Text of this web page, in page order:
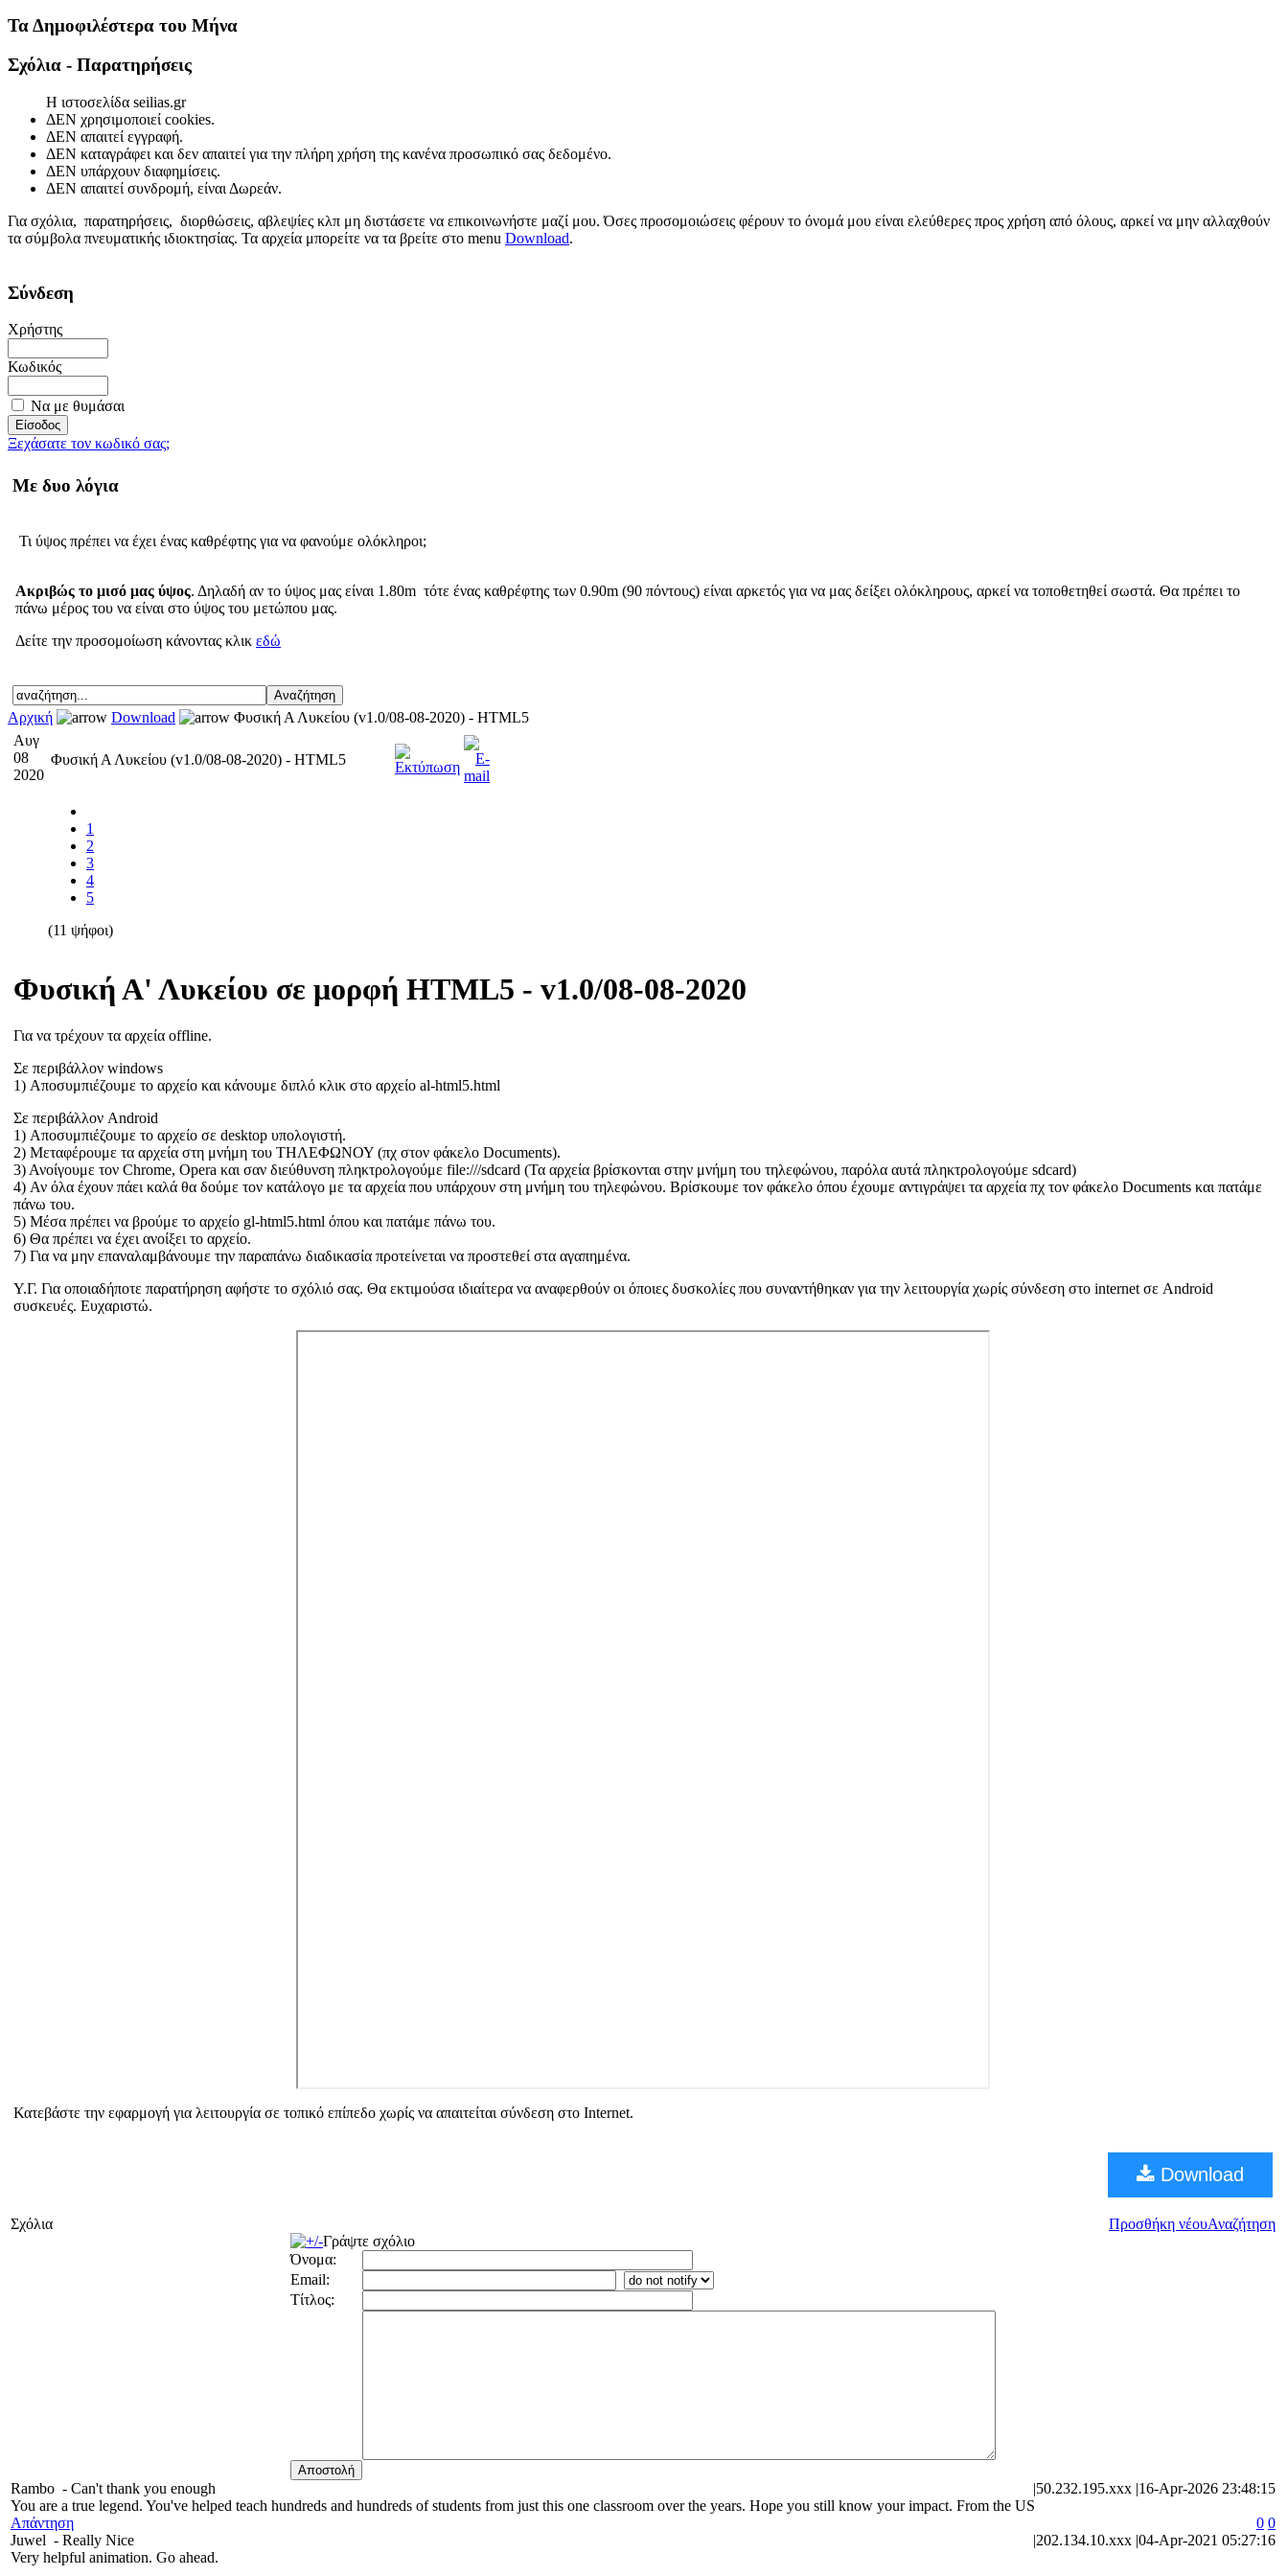
Τα Δημοφιλέστερα του Μήνα
Σχόλια - Παρατηρήσεις
Η ιστοσελίδα seilias.gr
ΔΕΝ χρησιμοποιεί cookies.
ΔΕΝ απαιτεί εγγραφή.
ΔΕΝ καταγράφει και δεν απαιτεί για την πλήρη χρήση της κανένα προσωπικό σας δεδομένο.
ΔΕΝ υπάρχουν διαφημίσεις.
ΔΕΝ απαιτεί συνδρομή, είναι Δωρεάν.
Για σχόλια, παρατηρήσεις, διορθώσεις, αβλεψίες κλπ μη διστάσετε να επικοινωνήστε μαζί μου. Όσες προσομοιώσεις φέρουν το όνομά μου είναι ελεύθερες προς χρήση από όλους, αρκεί να μην αλλαχθούν
τα σύμβολα πνευματικής ιδιοκτησίας. Τα αρχεία μπορείτε να τα βρείτε στο menu Download.
Σύνδεση
Χρήστης
Κωδικός
Να με θυμάσαι
Ξεχάσατε τον κωδικό σας;
Με δυο λόγια
Τι ύψος πρέπει να έχει ένας καθρέφτης για να φανούμε ολόκληροι;
Ακριβώς το μισό μας ύψος. Δηλαδή αν το ύψος μας είναι 1.80m τότε ένας καθρέφτης των 0.90m (90 πόντους) είναι αρκετός για να μας δείξει ολόκληρους, αρκεί να τοποθετηθεί σωστά. Θα πρέπει το
πάνω μέρος του να είναι στο ύψος του μετώπου μας.
Δείτε την προσομοίωση κάνοντας κλικ εδώ
Αρχική Download
Φυσική Α Λυκείου (v1.0/08-08-2020) - HTML5
Αυγ
08
2020
Φυσική Α Λυκείου (v1.0/08-08-2020) - HTML5
1
2
3
4
5
(11 ψήφοι)
Φυσική Α' Λυκείου σε μορφή HTML5 - v1.0/08-08-2020
Για να τρέχουν τα αρχεία offline.
Σε περιβάλλον windows
1) Αποσυμπιέζουμε το αρχείο και κάνουμε διπλό κλικ στο αρχείο al-html5.html
Σε περιβάλλον Android
1) Αποσυμπιέζουμε το αρχείο σε desktop υπολογιστή.
2) Μεταφέρουμε τα αρχεία στη μνήμη του ΤΗΛΕΦΩΝΟΥ (πχ στον φάκελο Documents).
3) Ανοίγουμε τον Chrome, Opera και σαν διεύθυνση πληκτρολογούμε file:///sdcard (Τα αρχεία βρίσκονται στην μνήμη του τηλεφώνου, παρόλα αυτά πληκτρολογούμε sdcard)
4) Αν όλα έχουν πάει καλά θα δούμε τον κατάλογο με τα αρχεία που υπάρχουν στη μνήμη του τηλεφώνου. Βρίσκουμε τον φάκελο όπου έχουμε αντιγράψει τα αρχεία πχ τον φάκελο Documents και πατάμε
πάνω του.
5) Μέσα πρέπει να βρούμε το αρχείο gl-html5.html όπου και πατάμε πάνω του.
6) Θα πρέπει να έχει ανοίξει το αρχείο.
7) Για να μην επαναλαμβάνουμε την παραπάνω διαδικασία προτείνεται να προστεθεί στα αγαπημένα.
Υ.Γ. Για οποιαδήποτε παρατήρηση αφήστε το σχόλιό σας. Θα εκτιμούσα ιδιαίτερα να αναφερθούν οι όποιες δυσκολίες που συναντήθηκαν για την λειτουργία χωρίς σύνδεση στο internet σε Android
συσκευές. Ευχαριστώ.
Κατεβάστε την εφαρμογή για λειτουργία σε τοπικό επίπεδο χωρίς να απαιτείται σύνδεση στο Internet.
Download
Σχόλια Προσθήκη νέουΑναζήτηση
Γράψτε σχόλιο
Όνομα:
Email:
Τίτλος:
Rambo - Can't thank you enough |50.232.195.xxx |16-Apr-2026 23:48:15
You are a true legend. You've helped teach hundreds and hundreds of students from just this one classroom over the years. Hope you still know your impact. From the US
Απάντηση
0 0
Juwel - Really Nice |202.134.10.xxx |04-Apr-2021 05:27:16
Very helpful animation. Go ahead.